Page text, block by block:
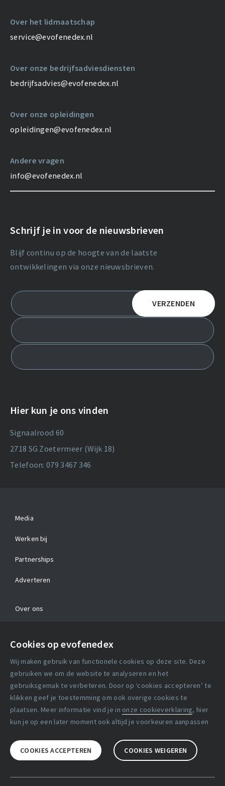
Cookies op evofenedex
Wij maken gebruik van functionele cookies op deze site. Deze
gebruiken we om de website te analyseren en het
gebruiksgemak te verbeteren. Door op ‘cookies accepteren’ te
klikken geef je toestemming om ook overige cookies te
plaatsen. Meer informatie vind je in onze cookieverklaring, hier
kun je op een later moment ook altijd je voorkeuren aanpassen
COOKIES ACCEPTEREN COOKIES WEIGEREN
Over het lidmaatschap
service@evofenedex.nl
Over onze bedrijfsadviesdiensten
bedrijfsadvies@evofenedex.nl
Over onze opleidingen
opleidingen@evofenedex.nl
Andere vragen
info@evofenedex.nl
Schrijf je in voor de nieuwsbrieven
Blijf continu op de hoogte van de laatste
ontwikkelingen via onze nieuwsbrieven.
Hier kun je ons vinden
Signaalrood 60
2718 SG Zoetermeer (Wijk 18)
Telefoon: 079 3467 346
Media
Werken bij
Partnerships
Adverteren
Over ons
Algemene voorwaarden
Cookie verklaring
Copyright statement
Lidmaatschapsvoorwaarden
Disclaimer
Privacy verklaring